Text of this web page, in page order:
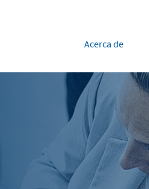
Europe
Belgium
NL
France
Acerca de